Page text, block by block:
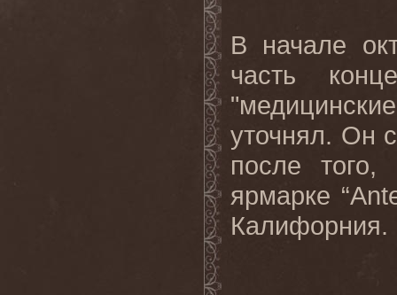
В начале
часть
уточнял. Он
после того,
ярмарке “